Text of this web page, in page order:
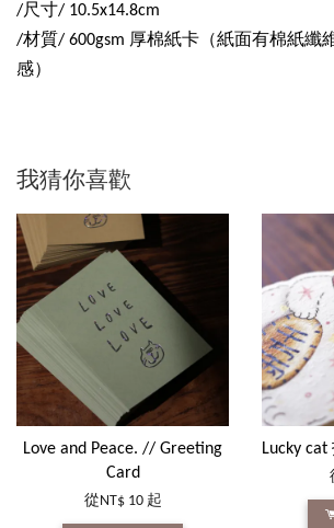
/尺寸/ 10.5x14.8cm
/材質/ 600gsm 厚棉紙卡（紙面有棉紙纖
感）
我猜你喜歡
Love and Peace. // Greeting
Card
從 NT$ 10 起
Lucky